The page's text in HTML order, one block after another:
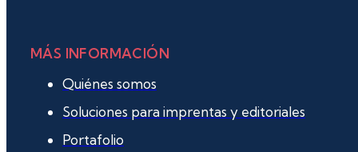
MÁS INFORMACIÓN
Quiénes somos
Soluciones para imprentas y editoriales
Portafolio